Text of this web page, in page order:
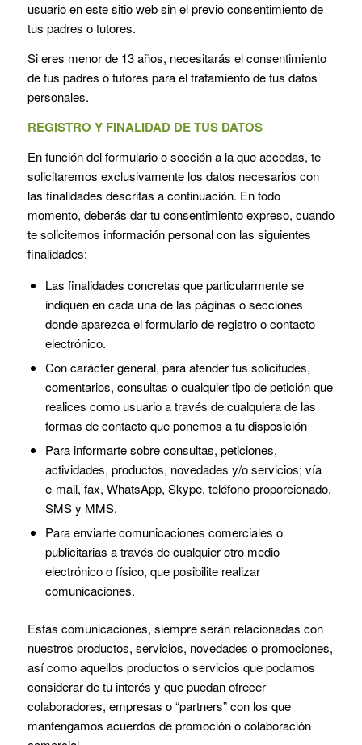
usuario en este sitio web sin el previo consentimiento de
tus padres o tutores.
Si eres menor de 13 años, necesitarás el consentimiento
de tus padres o tutores para el tratamiento de tus datos
personales.
REGISTRO Y FINALIDAD DE TUS DATOS
En función del formulario o sección a la que accedas, te
solicitaremos exclusivamente los datos necesarios con
las finalidades descritas a continuación. En todo
momento, deberás dar tu consentimiento expreso, cuando
te solicitemos información personal con las siguientes
finalidades:
Las finalidades concretas que particularmente se
indiquen en cada una de las páginas o secciones
donde aparezca el formulario de registro o contacto
electrónico.
Con carácter general, para atender tus solicitudes,
comentarios, consultas o cualquier tipo de petición que
realices como usuario a través de cualquiera de las
formas de contacto que ponemos a tu disposición
Para informarte sobre consultas, peticiones,
actividades, productos, novedades y/o servicios; vía
e-mail, fax, WhatsApp, Skype, teléfono proporcionado,
SMS y MMS.
Para enviarte comunicaciones comerciales o
publicitarias a través de cualquier otro medio
electrónico o físico, que posibilite realizar
comunicaciones.
Estas comunicaciones, siempre serán relacionadas con
nuestros productos, servicios, novedades o promociones,
así como aquellos productos o servicios que podamos
considerar de tu interés y que puedan ofrecer
colaboradores, empresas o “partners” con los que
mantengamos acuerdos de promoción o colaboración